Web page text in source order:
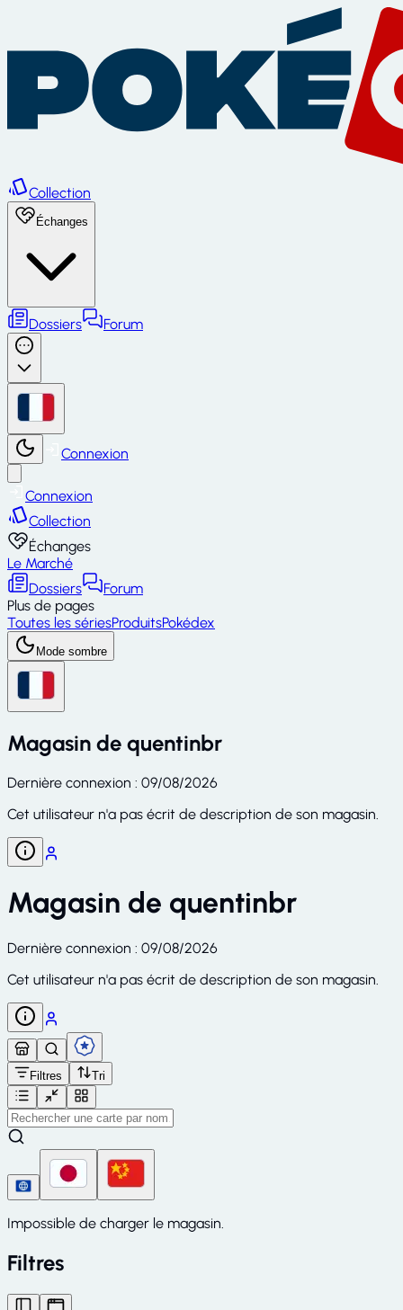
Collection
Échanges
Dossiers Forum
Connexion
Connexion
Collection
Échanges
Le Marché
Dossiers
Forum
Plus de pages
Toutes les sériesProduitsPokédex
Mode sombre
Magasin de quentinbr
Dernière connexion : 09/08/2026
Cet utilisateur n'a pas écrit de description de son magasin.
Magasin de quentinbr
Dernière connexion : 09/08/2026
Cet utilisateur n'a pas écrit de description de son magasin.
Filtres Tri
Impossible de charger le magasin.
Filtres